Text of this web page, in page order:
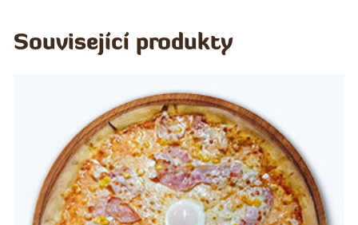
Související produkty